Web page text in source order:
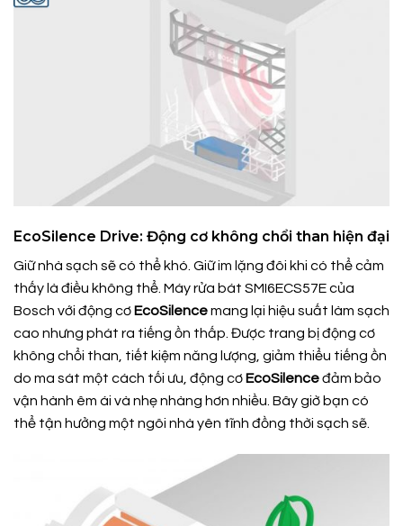
EcoSilence Drive: Động cơ không chổi than hiện đại
Giữ nhà sạch sẽ có thể khó. Giữ im lặng đôi khi có thể cảm
thấy là điều không thể. Máy rửa bát SMI6ECS57E của
Bosch với động cơ EcoSilencemang lại hiệu suất làm sạch
cao nhưng phát ra tiếng ồn thấp. Được trang bị động cơ
không chổi than, tiết kiệm năng lượng, giảm thiểu tiếng ồn
do ma sát một cách tối ưu, động cơ EcoSilenceđảm bảo
vận hành êm ái và nhẹ nhàng hơn nhiều. Bây giờ bạn có
thể tận hưởng một ngôi nhà yên tĩnh đồng thời sạch sẽ.